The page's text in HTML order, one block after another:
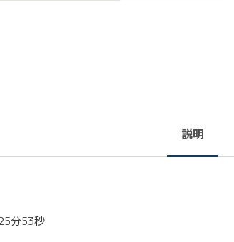
説明
分53秒